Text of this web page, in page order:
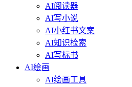
AI阅读器
AI写小说
AI小红书文案
AI知识检索
AI写标书
AI绘画
AI绘画工具